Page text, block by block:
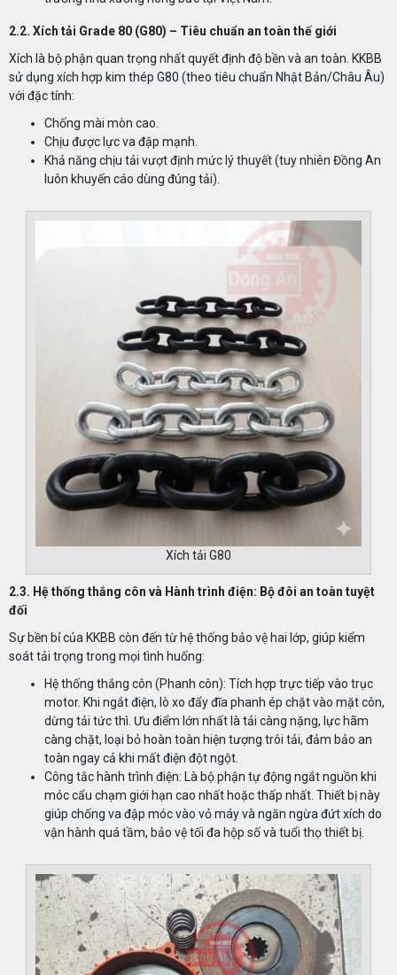
2.2. Xích tải Grade 80 (G80) – Tiêu chuẩn an toàn thế giới
Xích là bộ phận quan trọng nhất quyết định độ bền và an toàn. KKBB
sử dụng xích hợp kim thép G80 (theo tiêu chuẩn Nhật Bản/Châu Âu)
với đặc tính:
Chống mài mòn cao.
Chịu được lực va đập mạnh.
Khả năng chịu tải vượt định mức lý thuyết (tuy nhiên Đồng An
luôn khuyến cáo dùng đúng tải).
Xích tải G80
2.3. Hệ thống thắng côn và Hành trình điện: Bộ đôi an toàn tuyệt
đối
Sự bền bỉ của KKBB còn đến từ hệ thống bảo vệ hai lớp, giúp kiểm
soát tải trọng trong mọi tình huống:
Hệ thống thắng côn (Phanh côn): Tích hợp trực tiếp vào trục
motor. Khi ngắt điện, lò xo đẩy đĩa phanh ép chặt vào mặt côn,
dừng tải tức thì. Ưu điểm lớn nhất là tải càng nặng, lực hãm
càng chặt, loại bỏ hoàn toàn hiện tượng trôi tải, đảm bảo an
toàn ngay cả khi mất điện đột ngột.
Công tắc hành trình điện: Là bộ phận tự động ngắt nguồn khi
móc cẩu chạm giới hạn cao nhất hoặc thấp nhất. Thiết bị này
giúp chống va đập móc vào vỏ máy và ngăn ngừa đứt xích do
vận hành quá tầm, bảo vệ tối đa hộp số và tuổi thọ thiết bị.